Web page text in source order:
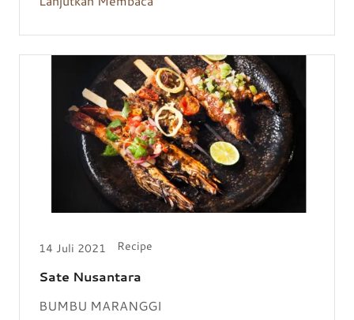
14 Juli 2021 Recipe
Sate Nusantara
BUMBU MARANGGI